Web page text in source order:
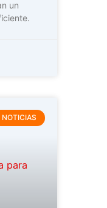
un
NOTICIAS